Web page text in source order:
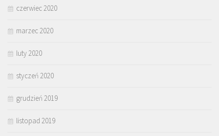
czerwiec 2020
marzec 2020
luty 2020
styczeń 2020
grudzień 2019
listopad 2019